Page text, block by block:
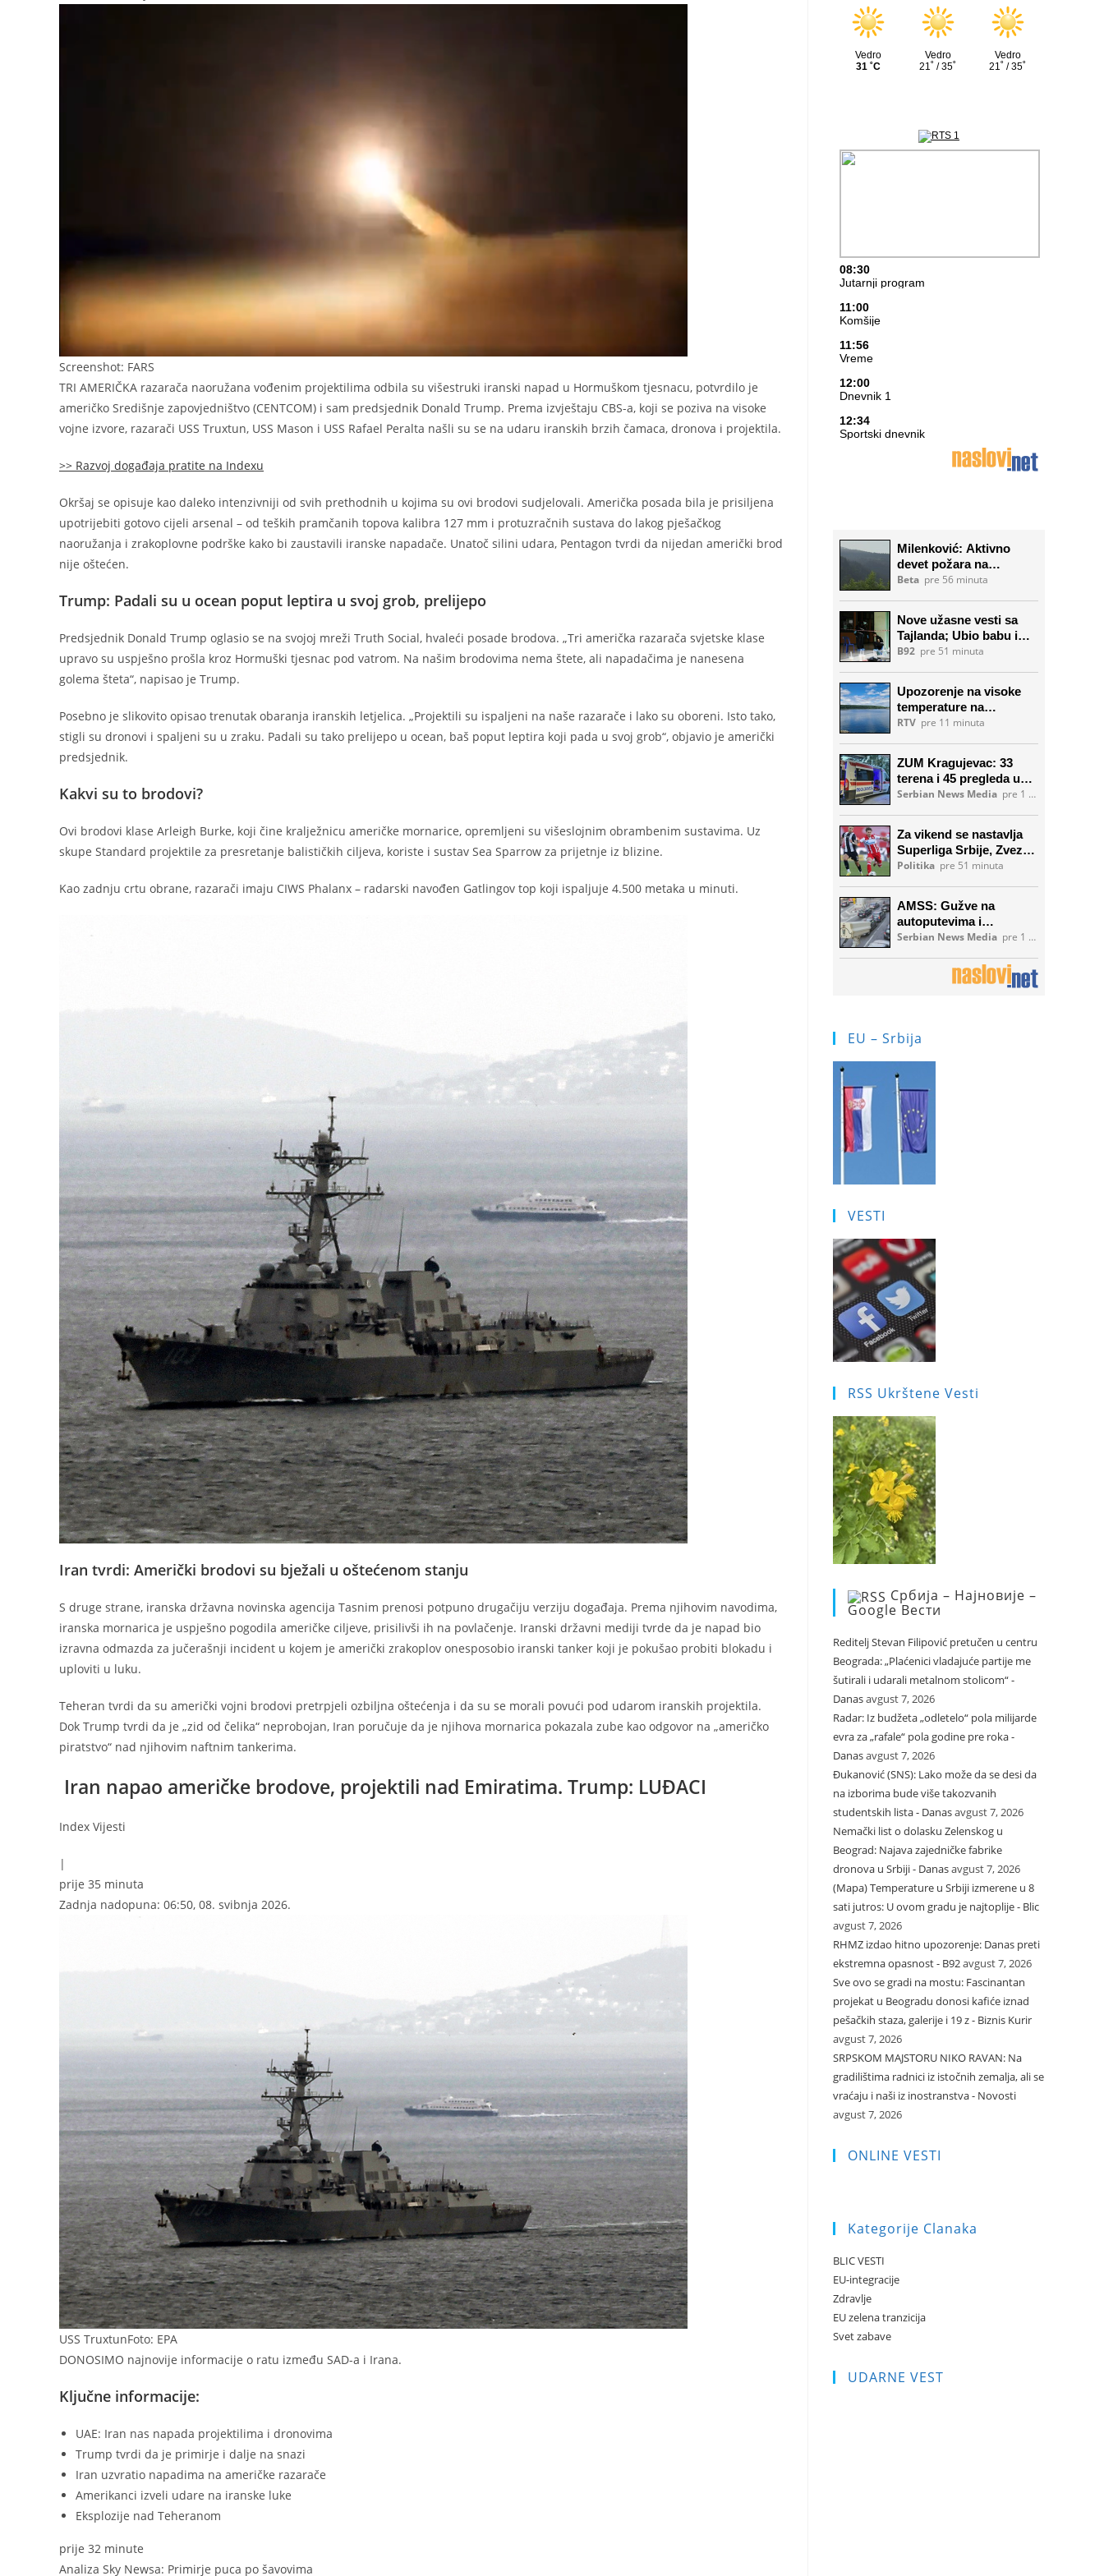
Screenshot: FARS
TRI AMERIČKA razarača naoružana vođenim projektilima odbila su višestruki iranski napad u Hormuškom tjesnacu, potvrdilo je
američko Središnje zapovjedništvo (CENTCOM) i sam predsjednik Donald Trump. Prema izvještaju CBS-a, koji se poziva na visoke
vojne izvore, razarači USS Truxtun, USS Mason i USS Rafael Peralta našli su se na udaru iranskih brzih čamaca, dronova i projektila.
>> Razvoj događaja pratite na Indexu
Okršaj se opisuje kao daleko intenzivniji od svih prethodnih u kojima su ovi brodovi sudjelovali. Američka posada bila je prisiljena
upotrijebiti gotovo cijeli arsenal – od teških pramčanih topova kalibra 127 mm i protuzračnih sustava do lakog pješačkog
naoružanja i zrakoplovne podrške kako bi zaustavili iranske napadače. Unatoč silini udara, Pentagon tvrdi da nijedan američki brod
nije oštećen.
Trump: Padali su u ocean poput leptira u svoj grob, prelijepo
Predsjednik Donald Trump oglasio se na svojoj mreži Truth Social, hvaleći posade brodova. „Tri američka razarača svjetske klase
upravo su uspješno prošla kroz Hormuški tjesnac pod vatrom. Na našim brodovima nema štete, ali napadačima je nanesena
golema šteta“, napisao je Trump.
Posebno je slikovito opisao trenutak obaranja iranskih letjelica. „Projektili su ispaljeni na naše razarače i lako su oboreni. Isto tako,
stigli su dronovi i spaljeni su u zraku. Padali su tako prelijepo u ocean, baš poput leptira koji pada u svoj grob“, objavio je američki
predsjednik.
Kakvi su to brodovi?
Ovi brodovi klase Arleigh Burke, koji čine kralježnicu američke mornarice, opremljeni su višeslojnim obrambenim sustavima. Uz
skupe Standard projektile za presretanje balističkih ciljeva, koriste i sustav Sea Sparrow za prijetnje iz blizine.
Kao zadnju crtu obrane, razarači imaju CIWS Phalanx – radarski navođen Gatlingov top koji ispaljuje 4.500 metaka u minuti.
Iran tvrdi: Američki brodovi su bježali u oštećenom stanju
S druge strane, iranska državna novinska agencija Tasnim prenosi potpuno drugačiju verziju događaja. Prema njihovim navodima,
iranska mornarica je uspješno pogodila američke ciljeve, prisilivši ih na povlačenje. Iranski državni mediji tvrde da je napad bio
izravna odmazda za jučerašnji incident u kojem je američki zrakoplov onesposobio iranski tanker koji je pokušao probiti blokadu i
uploviti u luku.
Teheran tvrdi da su američki vojni brodovi pretrpjeli ozbiljna oštećenja i da su se morali povući pod udarom iranskih projektila.
Dok Trump tvrdi da je „zid od čelika“ neprobojan, Iran poručuje da je njihova mornarica pokazala zube kao odgovor na „američko
piratstvo“ nad njihovim naftnim tankerima.
Iran napao američke brodove, projektili nad Emiratima. Trump: LUĐACI
Index Vijesti
|
prije 35 minuta
Zadnja nadopuna: 06:50, 08. svibnja 2026.
USS TruxtunFoto: EPA
DONOSIMO najnovije informacije o ratu između SAD-a i Irana.
Ključne informacije:
UAE: Iran nas napada projektilima i dronovima
Trump tvrdi da je primirje i dalje na snazi
Iran uzvratio napadima na američke razarače
Amerikanci izveli udare na iranske luke
Eksplozije nad Teheranom
prije 32 minute
Analiza Sky Newsa: Primirje puca po šavovima
EU – Srbija
VESTI
RSS Ukrštene Vesti
Србија – Најновије –
Google Вести
Reditelj Stevan Filipović pretučen u centru
Beograda: „Plaćenici vladajuće partije me
šutirali i udarali metalnom stolicom“ -
Danasavgust 7, 2026
Radar: Iz budžeta „odletelo“ pola milijarde
evra za „rafale“ pola godine pre roka -
Danasavgust 7, 2026
Đukanović (SNS): Lako može da se desi da
na izborima bude više takozvanih
studentskih lista - Danasavgust 7, 2026
Nemački list o dolasku Zelenskog u
Beograd: Najava zajedničke fabrike
dronova u Srbiji - Danasavgust 7, 2026
(Mapa) Temperature u Srbiji izmerene u 8
sati jutros: U ovom gradu je najtoplije - Blic
avgust 7, 2026
RHMZ izdao hitno upozorenje: Danas preti
ekstremna opasnost - B92avgust 7, 2026
Sve ovo se gradi na mostu: Fascinantan
projekat u Beogradu donosi kafiće iznad
pešačkih staza, galerije i 19 z - Biznis Kurir
avgust 7, 2026
SRPSKOM MAJSTORU NIKO RAVAN: Na
gradilištima radnici iz istočnih zemalja, ali se
vraćaju i naši iz inostranstva - Novosti
avgust 7, 2026
ONLINE VESTI
Kategorije Clanaka
BLIC VESTI
EU-integracije
Zdravlje
EU zelena tranzicija
Svet zabave
UDARNE VEST